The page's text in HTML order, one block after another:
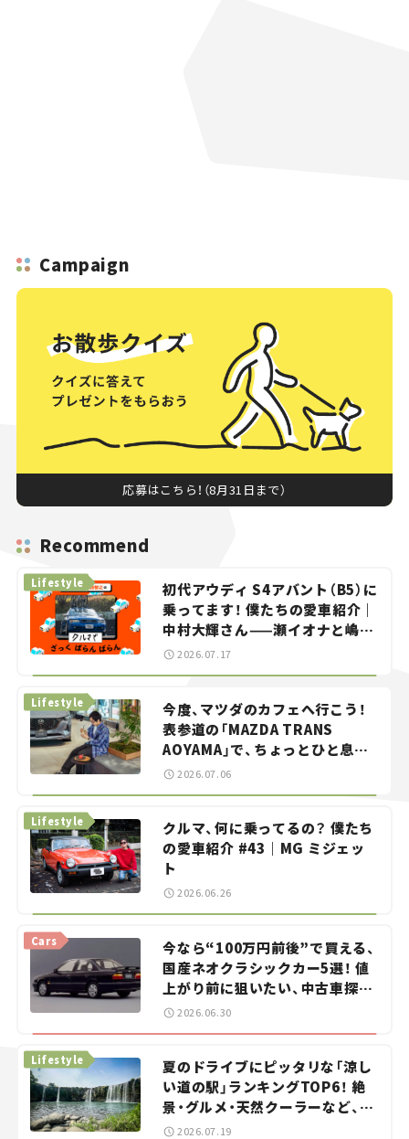
Campaign
応募はこちら！（8月31日まで）
Recommend
初代アウディ S4アバント（B5）に
乗ってます！ 僕たちの愛車紹介｜
中村大輝さん——瀬イオナと嶋田
智之の「クルマでざっくばらんば
らん！」＃20
Lifestyle
2026.07.17
今度、マツダのカフェへ行こう！
表参道の「MAZDA TRANS
AOYAMA」で、ちょっとひと息。
——連載｜CCGとクルマでどうす
Lifestyle
2026.07.06
クルマ、何に乗ってるの？ 僕たち
の愛車紹介 #43｜MG ミジェッ
ト
Lifestyle
2026.06.26
今なら“100万円前後”で買える、
国産ネオクラシックカー5選！ 値
上がり前に狙いたい、中古車探し
をお手伝い――ちょっとイケてるマ
Cars
2026.06.30
夏のドライブにピッタリな「涼し
い道の駅」ランキングTOP6！ 絶
景・グルメ・天然クーラーなど、避
暑におすすめのスポットを紹介
Lifestyle
2026.07.19